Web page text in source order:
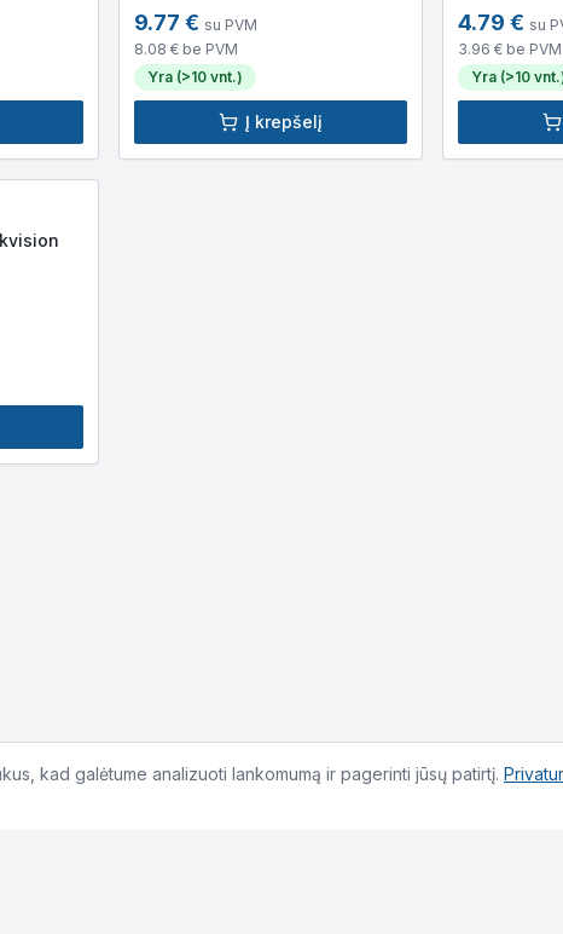
9.77 € su PVM
8.08 € be PVM
Yra (>10 vnt.)
Į krepšelį
4.79 € su
3.96 € be PVM
Yra (>10
kad galėtume analizuoti lankomumą ir pagerinti jūsų patirtį.